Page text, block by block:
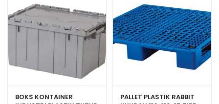
BOKS KONTAINER
PALLET PLASTIK RABBIT